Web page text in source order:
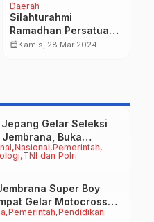
Daerah
Silahturahmi
Ramadhan Persatuan
Karyawan Muslim PT
calendar_monthKamis, 28 Mar 2024
Nasional Pemerintah
TNI dan Polri
Gelar Seleksi
Buka
Calon PMI
Pemerintah Pendidikan
Super Boy
Gelar Motocross